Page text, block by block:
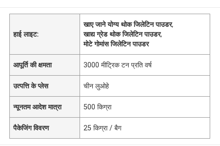
हाई लाइट:
खाए जाने योग्य थोक जिलेटिन पाउडर,
खाद्य ग्रेड थोक जिलेटिन पाउडर,
मोटे गोमांस जिलेटिन पाउडर
आपूर्ति की क्षमता 3000 मीट्रिक टन प्रति वर्ष
उत्पत्ति के प्लेस चीन लुओहे
न्यूनतम आदेश मात्रा 500 किग्रा
पैकेजिंग विवरण 25 किग्रा / बैग